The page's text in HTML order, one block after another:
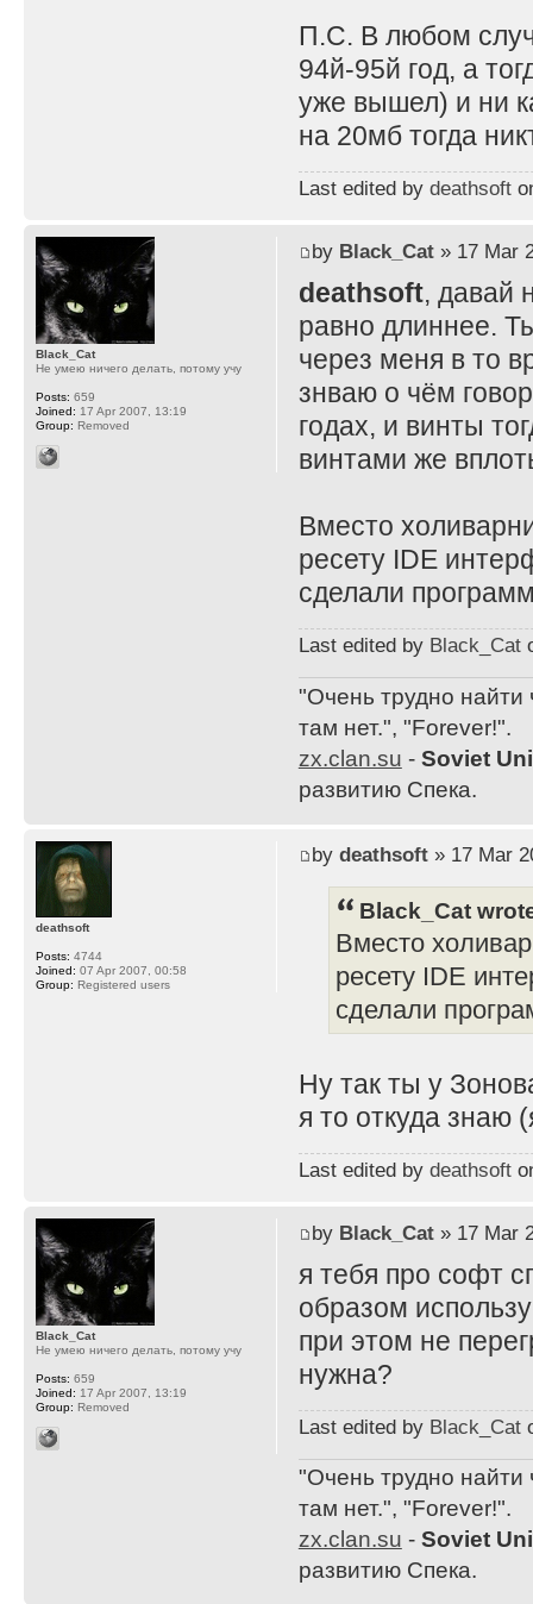
П.С. В любом
94й-95й год, а
уже вышел) и ни
на 20мб тогда
Last edited by deathsoft
by Black_Cat» 17 Mar
deathsoft, давай
равно длиннее.
через меня в то
знваю о чём
годах, и винты
винтами же
Вместо
ресету IDE
сделали
Last edited by Black_Cat
"Очень трудно найти
там нет.", "Forever!".
zx.clan.su - Soviet
развитию Спека.
Black_Cat
Не умею ничего делать, потому учу
Posts: 659
Joined: 17 Apr 2007, 13:19
Group: Removed
by deathsoft» 17 Mar
Black_Cat
Вместо
ресету IDE
сделали
Ну так ты у
я то откуда знаю
Last edited by deathsoft
deathsoft
Posts: 4744
Joined: 07 Apr 2007, 00:58
Group: Registered users
by Black_Cat» 17 Mar
я тебя про софт
образом
при этом не
нужна?
Last edited by Black_Cat
"Очень трудно найти
там нет.", "Forever!".
zx.clan.su - Soviet
развитию Спека.
Black_Cat
Не умею ничего делать, потому учу
Posts: 659
Joined: 17 Apr 2007, 13:19
Group: Removed